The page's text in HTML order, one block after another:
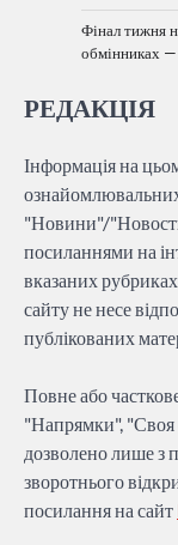
Фінал тижня
обмінниках —
РЕДАКЦІЯ
Інформація на
"Новини"/
посиланнями на
вказаних
сайту не несе
публікованих
Повне або
"Напрямки", "Своя
дозволено лише з
зворотнього
посилання на сайт